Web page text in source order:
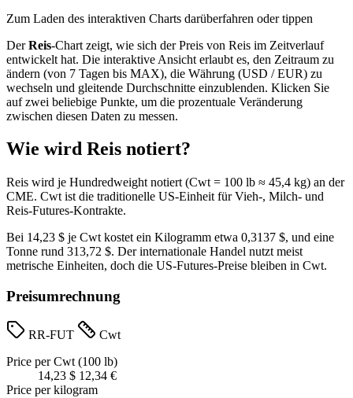
Zum Laden des interaktiven Charts darüberfahren oder tippen
DerReis-Chart zeigt, wie sich der Preis von Reis im Zeitverlauf
entwickelt hat. Die interaktive Ansicht erlaubt es, den Zeitraum zu
ändern (von 7 Tagen bis MAX), die Währung (USD / EUR) zu
wechseln und gleitende Durchschnitte einzublenden. Klicken Sie
auf zwei beliebige Punkte, um die prozentuale Veränderung
zwischen diesen Daten zu messen.
Wie wird Reis notiert?
Reis wird je Hundredweight notiert (Cwt = 100 lb ≈ 45,4 kg) an der
CME. Cwt ist die traditionelle US-Einheit für Vieh-, Milch- und
Reis-Futures-Kontrakte.
Bei 14,23 $ je Cwt kostet ein Kilogramm etwa 0,3137 $, und eine
Tonne rund 313,72 $. Der internationale Handel nutzt meist
metrische Einheiten, doch die US-Futures-Preise bleiben in Cwt.
Preisumrechnung
RR-FUT
Cwt
Price per Cwt (100 lb)
14,23 $ 12,34 €
Price per kilogram